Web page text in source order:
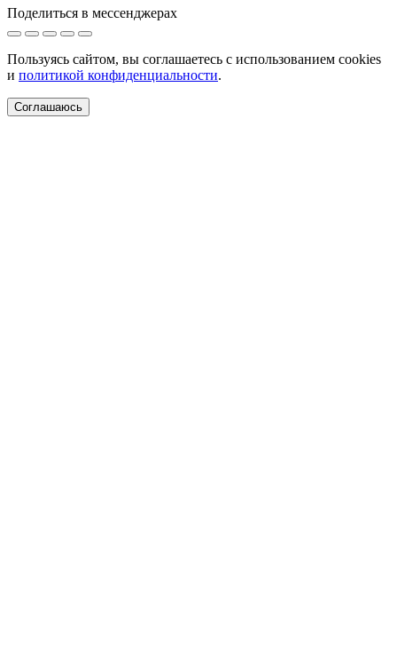
Поделиться в мессенджерах
Пользуясь сайтом, вы соглашаетесь с использованием cookies
и политикой конфиденциальности.
Соглашаюсь